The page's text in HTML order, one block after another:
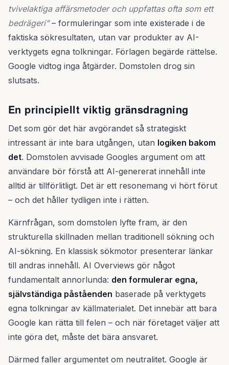
tvivelaktiga affärsmetoder och uppfattas ofta som ett
bedrägeri"– formuleringar som inte existerade i de
faktiska sökresultaten, utan var produkter av AI-
verktygets egna tolkningar. Förlagen begärde rättelse.
Google vidtog inga åtgärder. Domstolen drog sin
slutsats.
En principiellt viktig gränsdragning
Det som gör det här avgörandet så strategiskt
intressant är inte bara utgången, utan logiken bakom
det. Domstolen avvisade Googles argument om att
användare bör förstå att AI-genererat innehåll inte
alltid är tillförlitligt. Det är ett resonemang vi hört förut
– och det håller tydligen inte i rätten.
Kärnfrågan, som domstolen lyfte fram, är den
strukturella skillnaden mellan traditionell sökning och
AI-sökning. En klassisk sökmotor presenterar länkar
till andras innehåll. AI Overviews gör något
fundamentalt annorlunda: den formulerar egna,
självständiga påståenden baserade på verktygets
egna tolkningar av källmaterialet. Det innebär att bara
Google kan rätta till felen – och när företaget väljer att
inte göra det, måste det bära ansvaret.
Därmed faller argumentet om neutralitet. Google är